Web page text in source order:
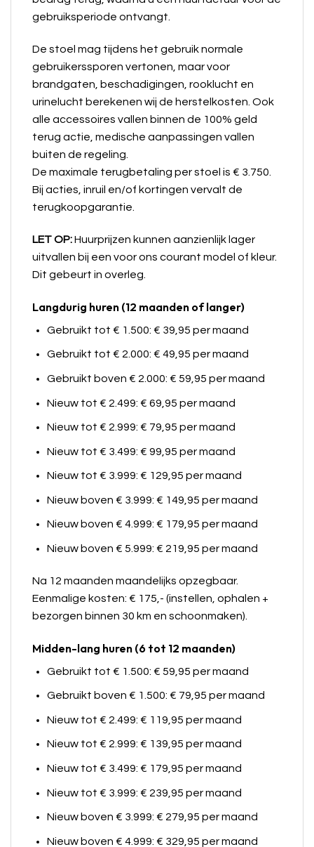
gebruiksperiode ontvangt.
De stoel mag tijdens het gebruik normale
gebruikerssporen vertonen, maar voor
brandgaten, beschadigingen, rooklucht en
urinelucht berekenen wij de herstelkosten. Ook
alle accessoires vallen binnen de 100% geld
terug actie, medische aanpassingen vallen
buiten de regeling.
De maximale terugbetaling per stoel is € 3.750.
Bij acties, inruil en/of kortingen vervalt de
terugkoopgarantie.
LET OP:Huurprijzen kunnen aanzienlijk lager
uitvallen bij een voor ons courant model of kleur.
Dit gebeurt in overleg.
Langdurig huren (12 maanden of langer)
Gebruikt tot € 1.500: € 39,95 per maand
Gebruikt tot € 2.000: € 49,95 per maand
Gebruikt boven € 2.000: € 59,95 per maand
Nieuw tot € 2.499: € 69,95 per maand
Nieuw tot € 2.999: € 79,95 per maand
Nieuw tot € 3.499: € 99,95 per maand
Nieuw tot € 3.999: € 129,95 per maand
Nieuw boven € 3.999: € 149,95 per maand
Nieuw boven € 4.999: € 179,95 per maand
Nieuw boven € 5.999: € 219,95 per maand
Na 12 maanden maandelijks opzegbaar.
Eenmalige kosten: € 175,- (instellen, ophalen +
bezorgen binnen 30 km en schoonmaken).
Midden-lang huren (6 tot 12 maanden)
Gebruikt tot € 1.500: € 59,95 per maand
Gebruikt boven € 1.500: € 79,95 per maand
Nieuw tot € 2.499: € 119,95 per maand
Nieuw tot € 2.999: € 139,95 per maand
Nieuw tot € 3.499: € 179,95 per maand
Nieuw tot € 3.999: € 239,95 per maand
Nieuw boven € 3.999: € 279,95 per maand
Nieuw boven € 4.999: € 329,95 per maand